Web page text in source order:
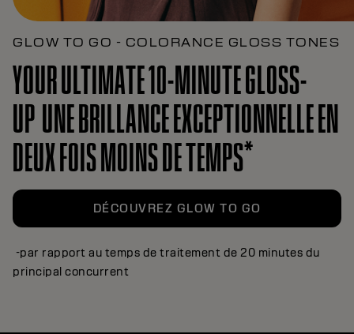
GLOW TO GO - COLORANCE GLOSS TONES
YOUR ULTIMATE 10-MINUTE GLOSS-
UP UNE BRILLANCE EXCEPTIONNELLE EN
DEUX FOIS MOINS DE TEMPS*
DÉCOUVREZ GLOW TO GO
-par rapport au temps de traitement de 20 minutes du
principal concurrent